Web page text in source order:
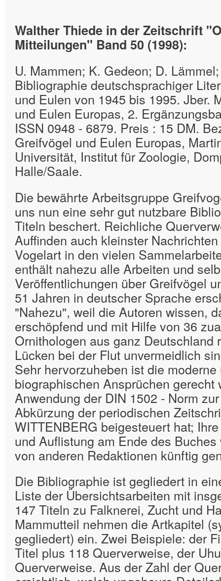
Walther Thiede in der Zeitschrift
Mitteilungen" Band 50 (1998):
U. Mammen; K. Gedeon; D.
Bibliographie deutschsprachiger
und Eulen von 1945 bis 1995. Jber.
und Eulen Europas, 2.
ISSN 0948 - 6879. Preis : 15 DM.
Greifvögel und Eulen Europas,
Universität, Institut für Zoologie,
Halle/Saale.
Die bewährte Arbeitsgruppe
uns nun eine sehr gut nutzbare
Titeln beschert. Reichliche
Auffinden auch kleinster
Vogelart in den vielen
enthält nahezu alle Arbeiten und
Veröffentlichungen über Greifvögel
51 Jahren in deutscher Sprache
"Nahezu", weil die Autoren wissen,
erschöpfend und mit Hilfe von 36
Ornithologen aus ganz Deutschland
Lücken bei der Flut unvermeidlich
Sehr hervorzuheben ist die
biographischen Ansprüchen gerecht
Anwendung der DIN 1502 - Norm
Abkürzung der periodischen
WITTENBERG beigesteuert hat;
und Auflistung am Ende des
von anderen Redaktionen künftig
Die Bibliographie ist gegliedert in
Liste der Übersichtsarbeiten mit
147 Titeln zu Falknerei, Zucht und
Mammutteil nehmen die Artkapitel
gegliedert) ein. Zwei Beispiele: der
Titel plus 118 Querverweise, der
Querverweise. Aus der Zahl der